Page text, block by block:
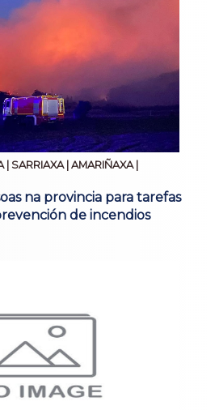
| SARRIAXA | AMARIÑAXA |
na provincia para tarefas
de incendios